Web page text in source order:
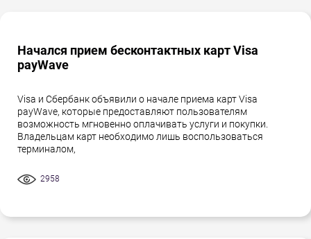
Начался прием бесконтактных карт Visa
payWave
Visa и Сбербанк объявили о начале приема карт Visa
payWave, которые предоставляют пользователям
возможность мгновенно оплачивать услуги и покупки.
Владельцам карт необходимо лишь воспользоваться
терминалом,
2958